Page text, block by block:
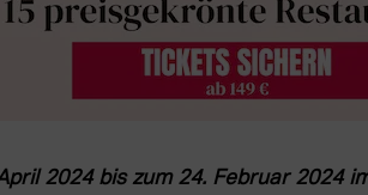
2024 bis zum 24. Februar 2024